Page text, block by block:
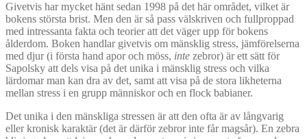
Givetvis har mycket hänt sedan 1998 på det här området, vilket är
bokens största brist. Men den är så pass välskriven och fullproppad
med intressanta fakta och teorier att det väger upp för bokens
ålderdom. Boken handlar givetvis om mänsklig stress, jämförelserna
med djur (i första hand apor och möss, inte zebror) är ett sätt för
Sapolsky att dels visa på det unika i mänsklig stress och vilka
lärdomar man kan dra av det, samt att visa på de stora likheterna
mellan stress i en grupp människor och en flock babianer.
Det unika i den mänskliga stressen är att den ofta är av långvarig
eller kronisk karaktär (det är därför zebror inte får magsår). En zebra